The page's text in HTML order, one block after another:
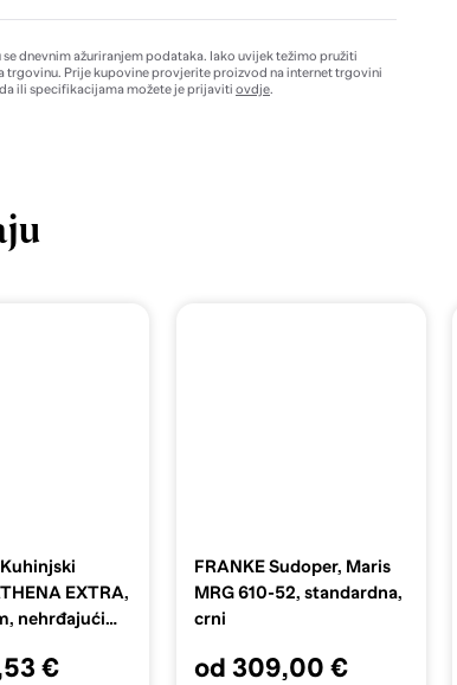
dnevnim ažuriranjem podataka. Iako uvijek težimo pružiti
trgovinu. Prije kupovine provjerite proizvod na internet trgovini
ili specifikacijama možete je prijaviti ovdje.
EXTRA,
nehrđajući
€
FRANKE Sudoper, Maris
MRG 610-52, standardna,
crni
od 309,00 €